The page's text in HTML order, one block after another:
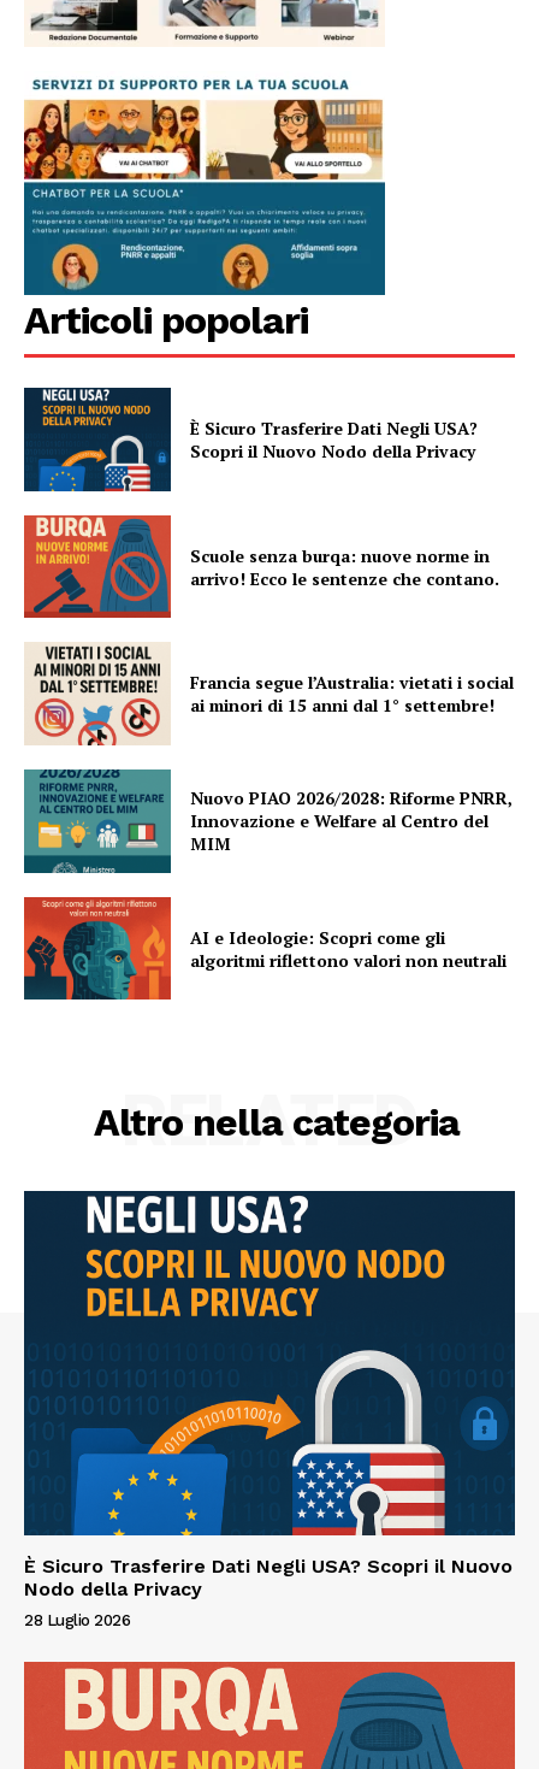
Articoli popolari
È Sicuro Trasferire Dati Negli USA?
Scopri il Nuovo Nodo della Privacy
Scuole senza burqa: nuove norme in
arrivo! Ecco le sentenze che contano.
Francia segue l’Australia: vietati i social
ai minori di 15 anni dal 1° settembre!
Nuovo PIAO 2026/2028: Riforme PNRR,
Innovazione e Welfare al Centro del
MIM
AI e Ideologie: Scopri come gli
algoritmi riflettono valori non neutrali
Altro nella categoria
RELATED
È Sicuro Trasferire Dati Negli USA? Scopri il Nuovo
Nodo della Privacy
28 Luglio 2026